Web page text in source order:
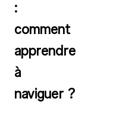
:
comment
apprendre
à
naviguer ?